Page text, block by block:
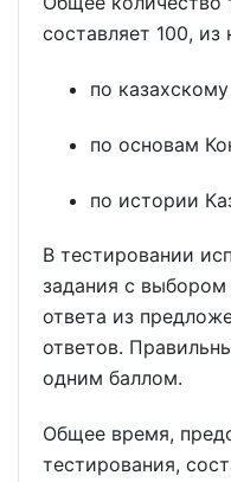
составляет 100, из
по
по основам
по истории
В тестировании
задания с выбором
ответа из
ответов.
одним баллом.
Общее время,
тестирования,